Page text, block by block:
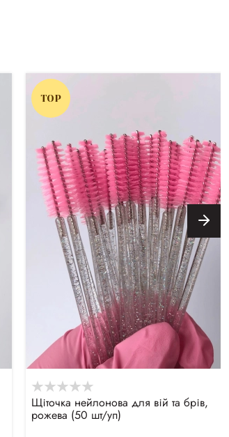
TOP
Щіточка нейлонова для вій та брів,
рожева (50 шт/уп)